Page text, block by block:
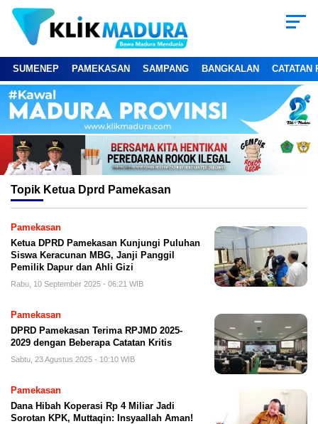
SUMENEP PAMEKASAN SAMPANG BANGKALAN CATATAN
Topik Ketua Dprd Pamekasan
Pamekasan
Ketua DPRD Pamekasan Kunjungi Puluhan
Siswa Keracunan MBG, Janji Panggil
Pemilik Dapur dan Ahli Gizi
Rabu, 10 September 2025 - 06:21 WIB
Pamekasan
DPRD Pamekasan Terima RPJMD 2025-
2029 dengan Beberapa Catatan Kritis
Sabtu, 23 Agustus 2025 - 10:10 WIB
Pamekasan
Dana Hibah Koperasi Rp 4 Miliar Jadi
Sorotan KPK, Muttaqin: Insyaallah Aman!